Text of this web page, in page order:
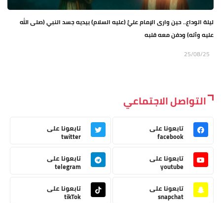
ليلة الوداع.. حين وارى الإمام عليٌّ (عليه السلام) بيديه جسد النبي (صلى الله
عليه وآله) ودفن معه قلبه
25/08/25
التواصل الاجتماعي
تابعونا على
facebook
تابعونا على
twitter
تابعونا على
youtube
تابعونا على
telegram
تابعونا على
snapchat
تابعونا على
tikTok